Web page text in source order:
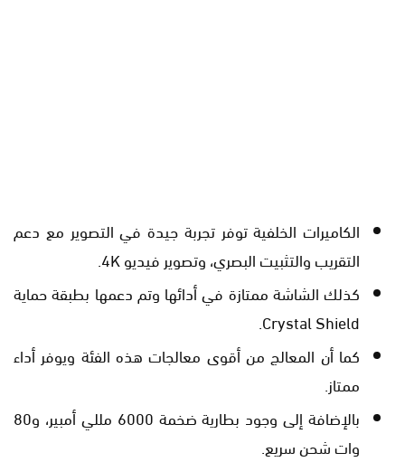
الكاميرات الخلفية توفر تجربة جيدة في التصوير مع دعم
التقريب والتثبيت البصري، وتصوير فيديو 4K.
كذلك الشاشة ممتازة في أدائها وتم دعمها بطبقة حماية
Crystal Shield.
كما أن المعالج من أقوى معالجات هذه الفئة ويوفر أداء
ممتاز.
بالإضافة إلى وجود بطارية ضخمة 6000 مللي أمبير، و80
وات شحن سريع.